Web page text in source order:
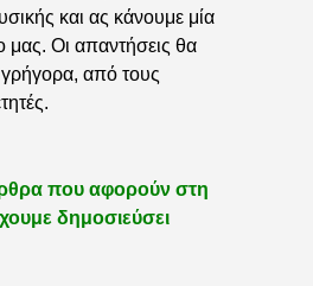
και ας κάνουμε μία
Οι απαντήσεις θα
από τους
που αφορούν στη
δημοσιεύσει